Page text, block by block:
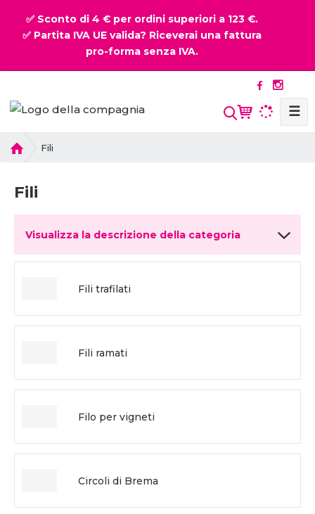
✅ Sconto di 4 € per ordini superiori a 123 €.
✅ Partita IVA UE valida? Riceverai una fattura
pro-forma senza IVA.
☰
r
m
a
g
Fili
Fili
Visualizza la descrizione della categoria
Fili trafilati
Fili ramati
Filo per vigneti
Circoli di Brema